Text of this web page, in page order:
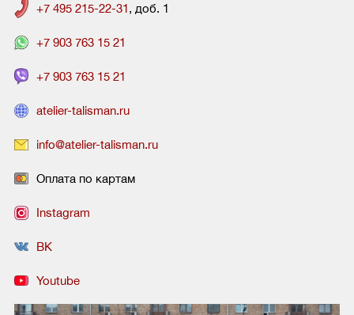
+7 495 215-22-31, доб. 1
+7 903 763 15 21
+7 903 763 15 21
atelier-talisman.ru
info@atelier-talisman.ru
Оплата по картам
Instagram
ВК
Youtube